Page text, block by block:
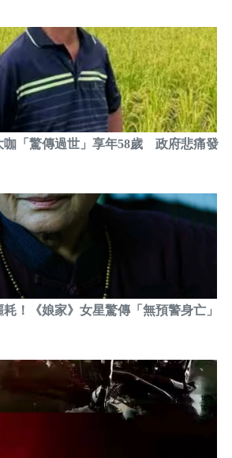
咖「驚傳過世」享年58歲 政府悲痛發
！《娘家》女星驚傳「無預警身亡」